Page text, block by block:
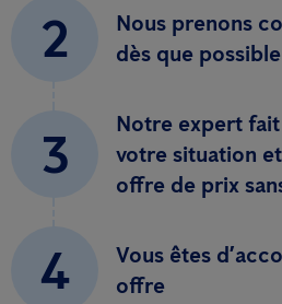
2
Nous prenons
dès que possible
3
Notre expert fait
votre situation
offre de prix
4
Vous êtes
offre